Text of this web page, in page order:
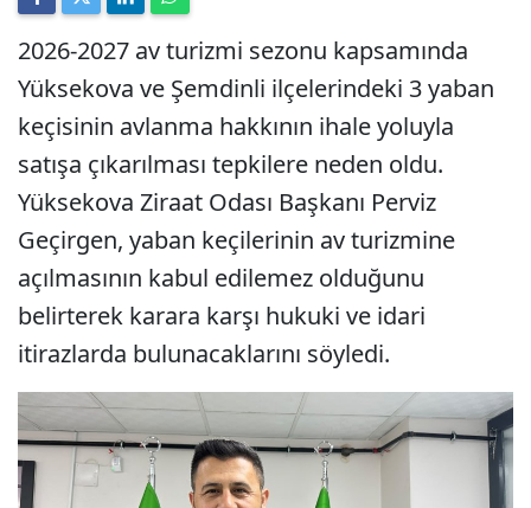
2026-2027 av turizmi sezonu kapsamında
Yüksekova ve Şemdinli ilçelerindeki 3 yaban
keçisinin avlanma hakkının ihale yoluyla
satışa çıkarılması tepkilere neden oldu.
Yüksekova Ziraat Odası Başkanı Perviz
Geçirgen, yaban keçilerinin av turizmine
açılmasının kabul edilemez olduğunu
belirterek karara karşı hukuki ve idari
itirazlarda bulunacaklarını söyledi.